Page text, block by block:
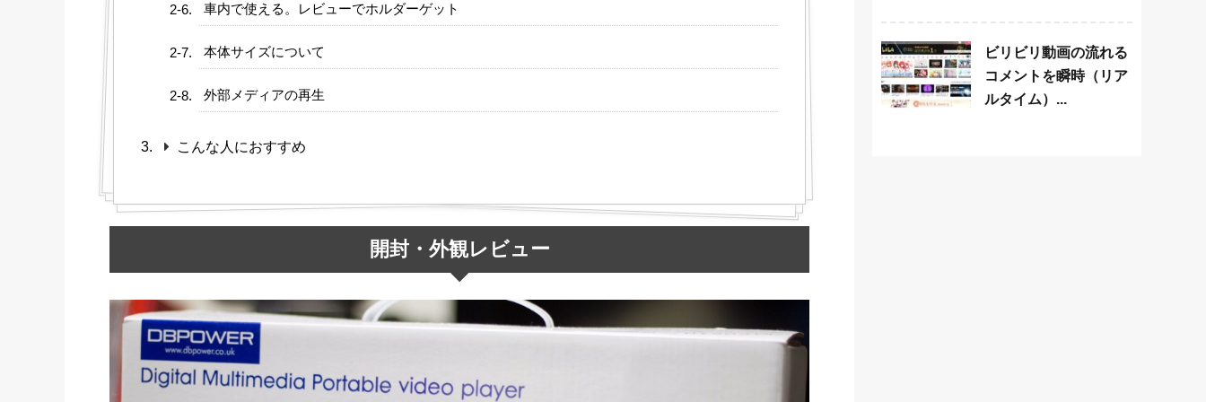
車内で使える。レビューでホルダーゲット
本体サイズについて
外部メディアの再生
こんな人におすすめ
開封・外観レビュー
ビリビリ動画の流れる
コメントを瞬時（リア
ルタイム）...